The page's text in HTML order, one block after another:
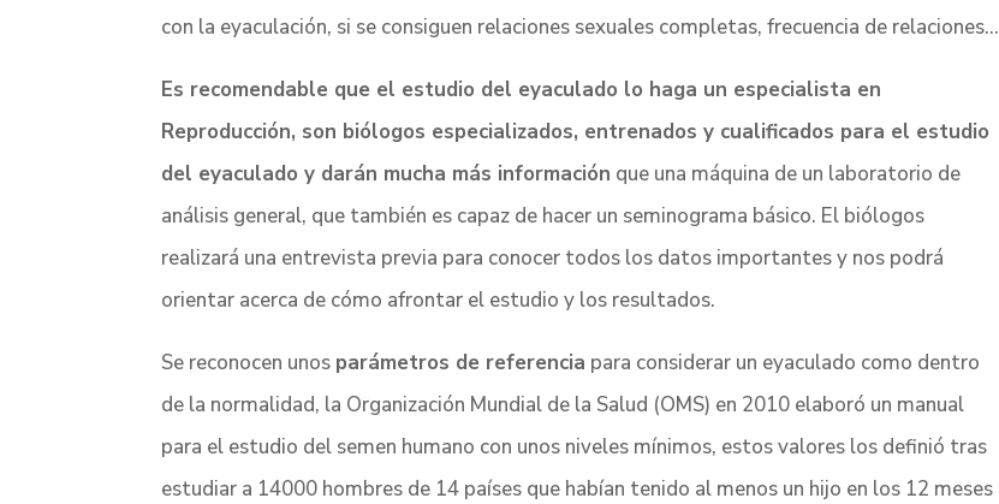
con la eyaculación, si se consiguen relaciones sexuales completas, frecuencia de relaciones…
Es recomendable que el estudio del eyaculado lo haga un especialista en
Reproducción, son biólogos especializados, entrenados y cualificados para el estudio
del eyaculado y darán mucha más información que una máquina de un laboratorio de
análisis general, que también es capaz de hacer un seminograma básico. El biólogos
realizará una entrevista previa para conocer todos los datos importantes y nos podrá
orientar acerca de cómo afrontar el estudio y los resultados.
Se reconocen unos parámetros de referencia para considerar un eyaculado como dentro
de la normalidad, la Organización Mundial de la Salud (OMS) en 2010 elaboró un manual
para el estudio del semen humano con unos niveles mínimos, estos valores los definió tras
estudiar a 14000 hombres de 14 países que habían tenido al menos un hijo en los 12 meses